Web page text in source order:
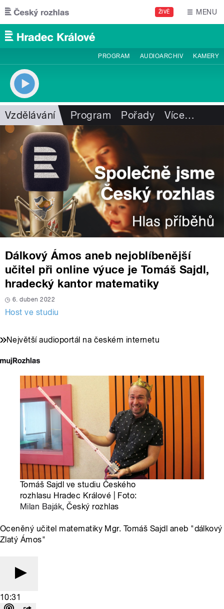
Přejít k hlavnímu obsahu
ŽIVĚ MENU
PROGRAM AUDIOARCHIV KAMERY
Vzdělávání Program Pořady Více…
Dálkový Ámos aneb nejoblíbenější
učitel při online výuce je Tomáš Sajdl,
hradecký kantor matematiky
6. duben 2022
Host ve studiu
Největší audioportál na českém internetu
Tomáš Sajdl ve studiu Českého
rozhlasu Hradec Králové | Foto:
Milan Baják, Český rozhlas
Oceněný učitel matematiky Mgr. Tomáš Sajdl aneb "dálkový
Zlatý Ámos"
10:31